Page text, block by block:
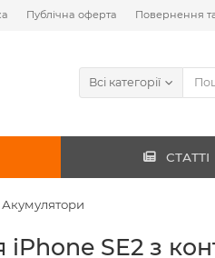
Публічна оферта Повернення
Всі категорії
СТАТТІ
Акумулятори
iPhone SE2 з